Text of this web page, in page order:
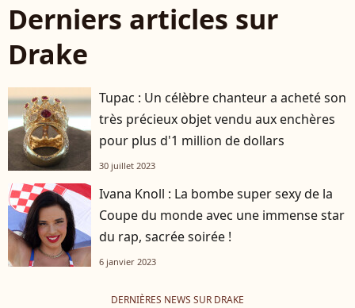
Derniers articles sur
Drake
Tupac : Un célèbre chanteur a acheté son
très précieux objet vendu aux enchères
pour plus d'1 million de dollars
30 juillet 2023
Ivana Knoll : La bombe super sexy de la
Coupe du monde avec une immense star
du rap, sacrée soirée !
6 janvier 2023
DERNIÈRES NEWS SUR DRAKE